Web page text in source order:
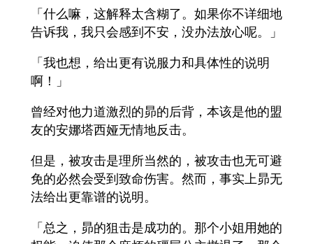
「什么嘛，这解释太含糊了。如果你不详细地
告诉我，我只会感到不安，没办法放心呢。」
「我也想，给出更有说服力和具体性的说明
啊！」
曾经对他力道激烈的昴的后背，本该是他的盟
友的安娜塔西娅无情地反击。
但是，被攻击是理所当然的，被攻击也无可避
免的必然会受到致命伤害。然而，事实上昴无
法给出更靠谱的说明。
「总之，昴的狙击是成功的。那个小姐用她的